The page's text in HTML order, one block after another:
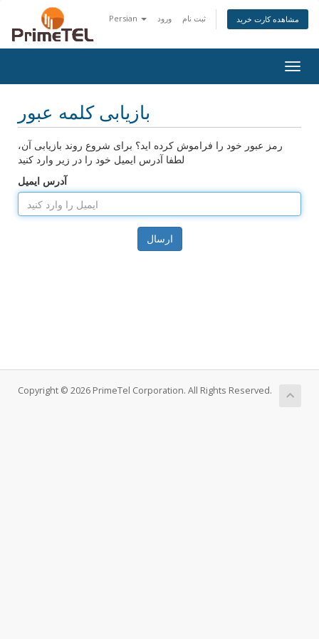
Persian ورود ثبت نام مشاهده کارت خرید
بازیابی کلمه عبور
رمز عبور خود را فراموش کرده اید؟ برای شروع روند بازیابی آن،
لطفا آدرس ایمیل خود را در زیر وارد کنید
آدرس ایمیل
ارسال
Copyright © 2026 PrimeTel Corporation. All Rights Reserved.